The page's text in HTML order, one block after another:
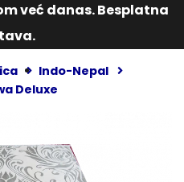
već danas. Besplatna
Indo-Nepal
Deluxe